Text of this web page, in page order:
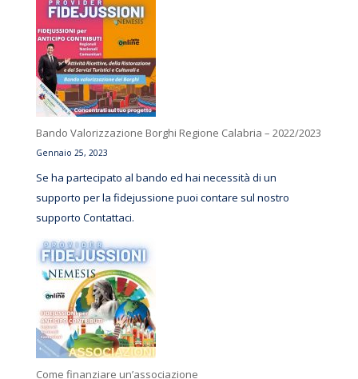
Bando Valorizzazione Borghi Regione Calabria – 2022/2023
Gennaio 25, 2023
Se ha partecipato al bando ed hai necessità di un
supporto per la fidejussione puoi contare sul nostro
supporto Contattaci.
Come finanziare un’associazione